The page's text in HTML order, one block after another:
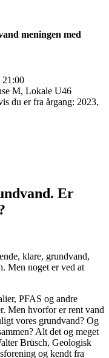
meningen med
21:00
M, Lokale U46
du er fra årgang: 2023,
Er
klare, grundvand,
Men noget er ved at
PFAS og andre
Men hvorfor er rent vand
vores grundvand? Og
Alt det og meget
Brüsch, Geologisk
og kendt fra